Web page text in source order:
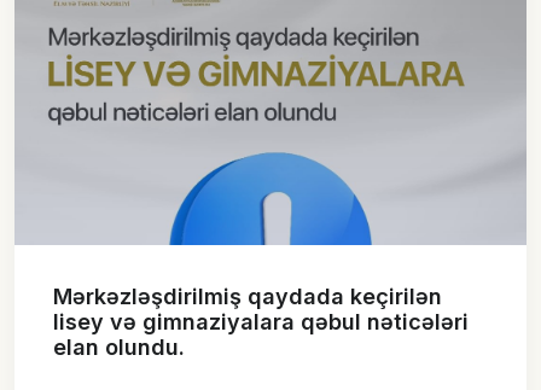
Mərkəzləşdirilmiş qaydada keçirilən
lisey və gimnaziyalara qəbul nəticələri
elan olundu.